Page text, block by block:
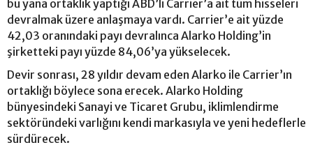
bu yana ortaklık yaptığı ABD’li Carrier’a ait tüm hisseleri
devralmak üzere anlaşmaya vardı. Carrier’e ait yüzde
42,03 oranındaki payı devralınca Alarko Holding’in
şirketteki payı yüzde 84,06’ya yükselecek.
Devir sonrası, 28 yıldır devam eden Alarko ile Carrier’ın
ortaklığı böylece sona erecek. Alarko Holding
bünyesindeki Sanayi ve Ticaret Grubu, iklimlendirme
sektöründeki varlığını kendi markasıyla ve yeni hedeflerle
sürdürecek.